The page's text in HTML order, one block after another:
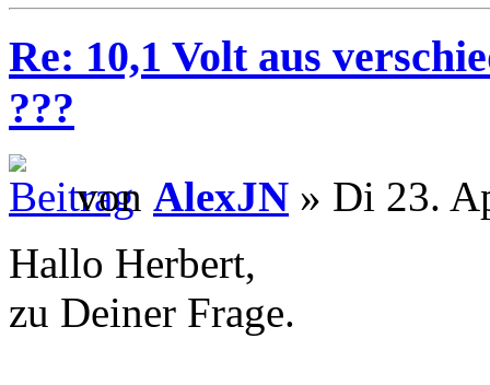
Re: 10,1 Volt aus
???
von AlexJN » Di 23.
Hallo Herbert,
zu Deiner Frage.